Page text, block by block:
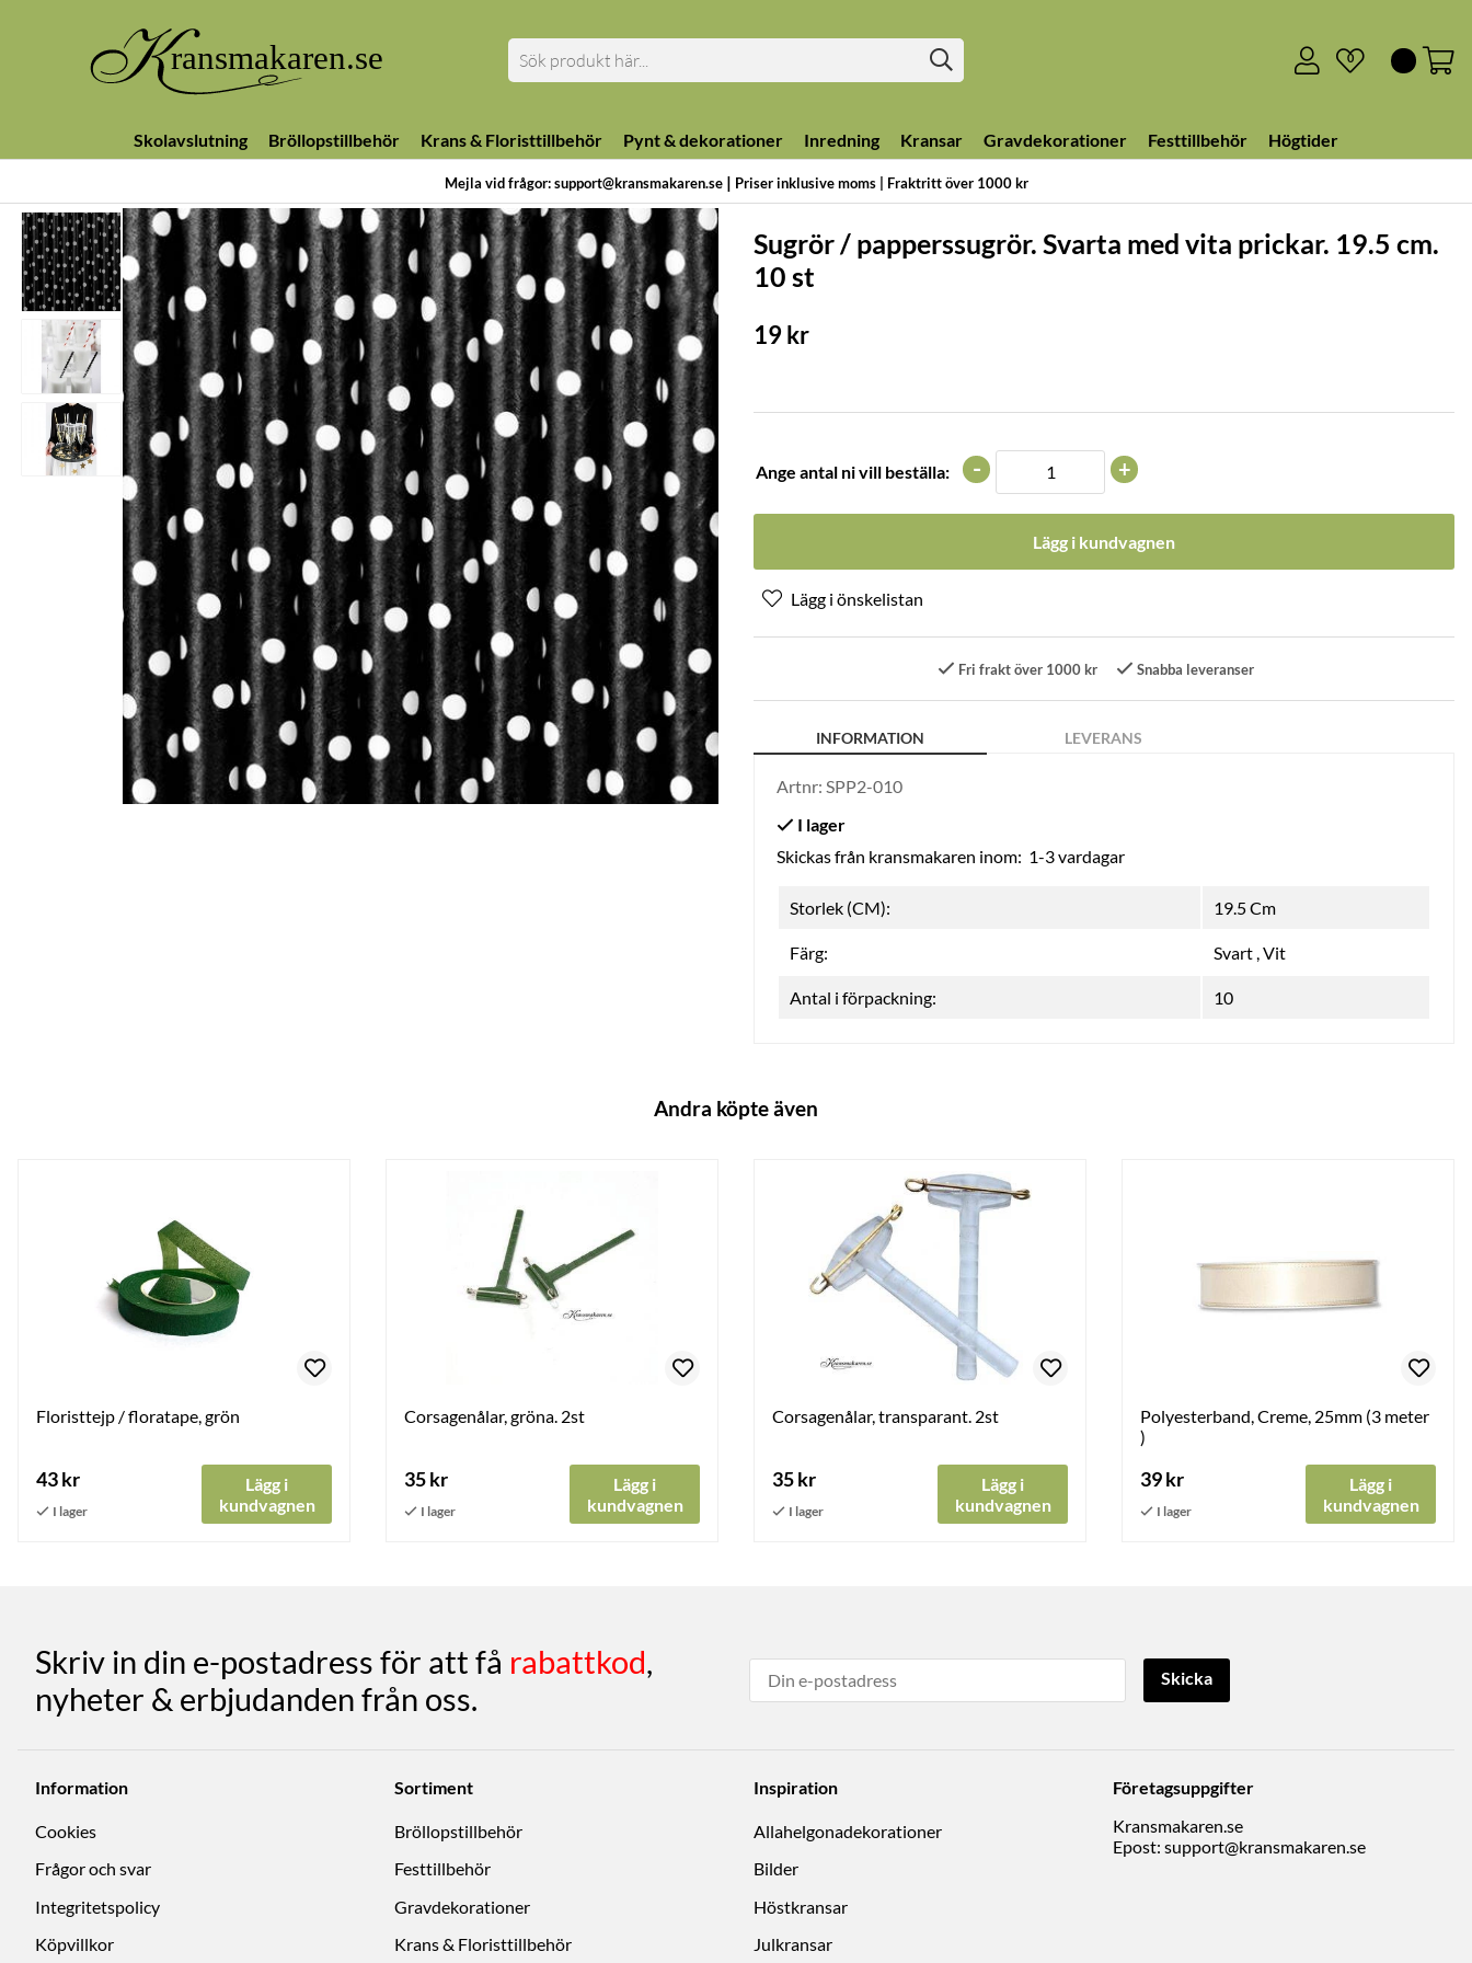
Mejla vid frågor: support@kransmakaren.se| Priser inklusive moms | Fraktritt över 1000 kr
0
Skolavslutning Bröllopstillbehör Krans & Floristtillbehör Pynt & dekorationer Inredning Kransar Gravdekorationer Festtillbehör Högtider
Sugrör / papperssugrör. Svarta med vita prickar. 19.5 cm.
10 st
19kr
Ange antal ni vill beställa: +
-
Lägg i kundvagnen
Fri frakt över 1000 kr Snabba leveranser
INFORMATION LEVERANS
Artnr: SPP2-010
Skickas från kransmakaren inom: 1-3 vardagar
Storlek (CM): 19.5 Cm
Färg: Svart Vit
Antal i förpackning: 10
Andra köpte även
Floristtejp / floratape, grön
43 kr
Lägg i
kundvagnen
Corsagenålar, gröna. 2st
35 kr
Lägg i
kundvagnen
Corsagenålar, transparant. 2st
35 kr
Lägg i
kundvagnen
Polyesterband, Creme, 25mm (3 meter
)
39 kr
Lägg i
kundvagnen
Skriv in din e-postadress för att få rabattkod,
nyheter & erbjudanden från oss.
Skicka
Information
Cookies
Frågor och svar
Integritetspolicy
Köpvillkor
Sortiment
Bröllopstillbehör
Festtillbehör
Gravdekorationer
Krans & Floristtillbehör
Inspiration
Allahelgonadekorationer
Bilder
Höstkransar
Julkransar
Företagsuppgifter
Kransmakaren.se
Epost: support@kransmakaren.se